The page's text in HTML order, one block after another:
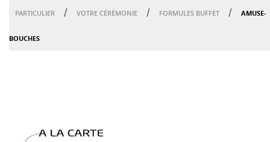
PARTICULIER / VOTRE CÉRÉMONIE / FORMULES BUFFET / AMUSE-
BOUCHES